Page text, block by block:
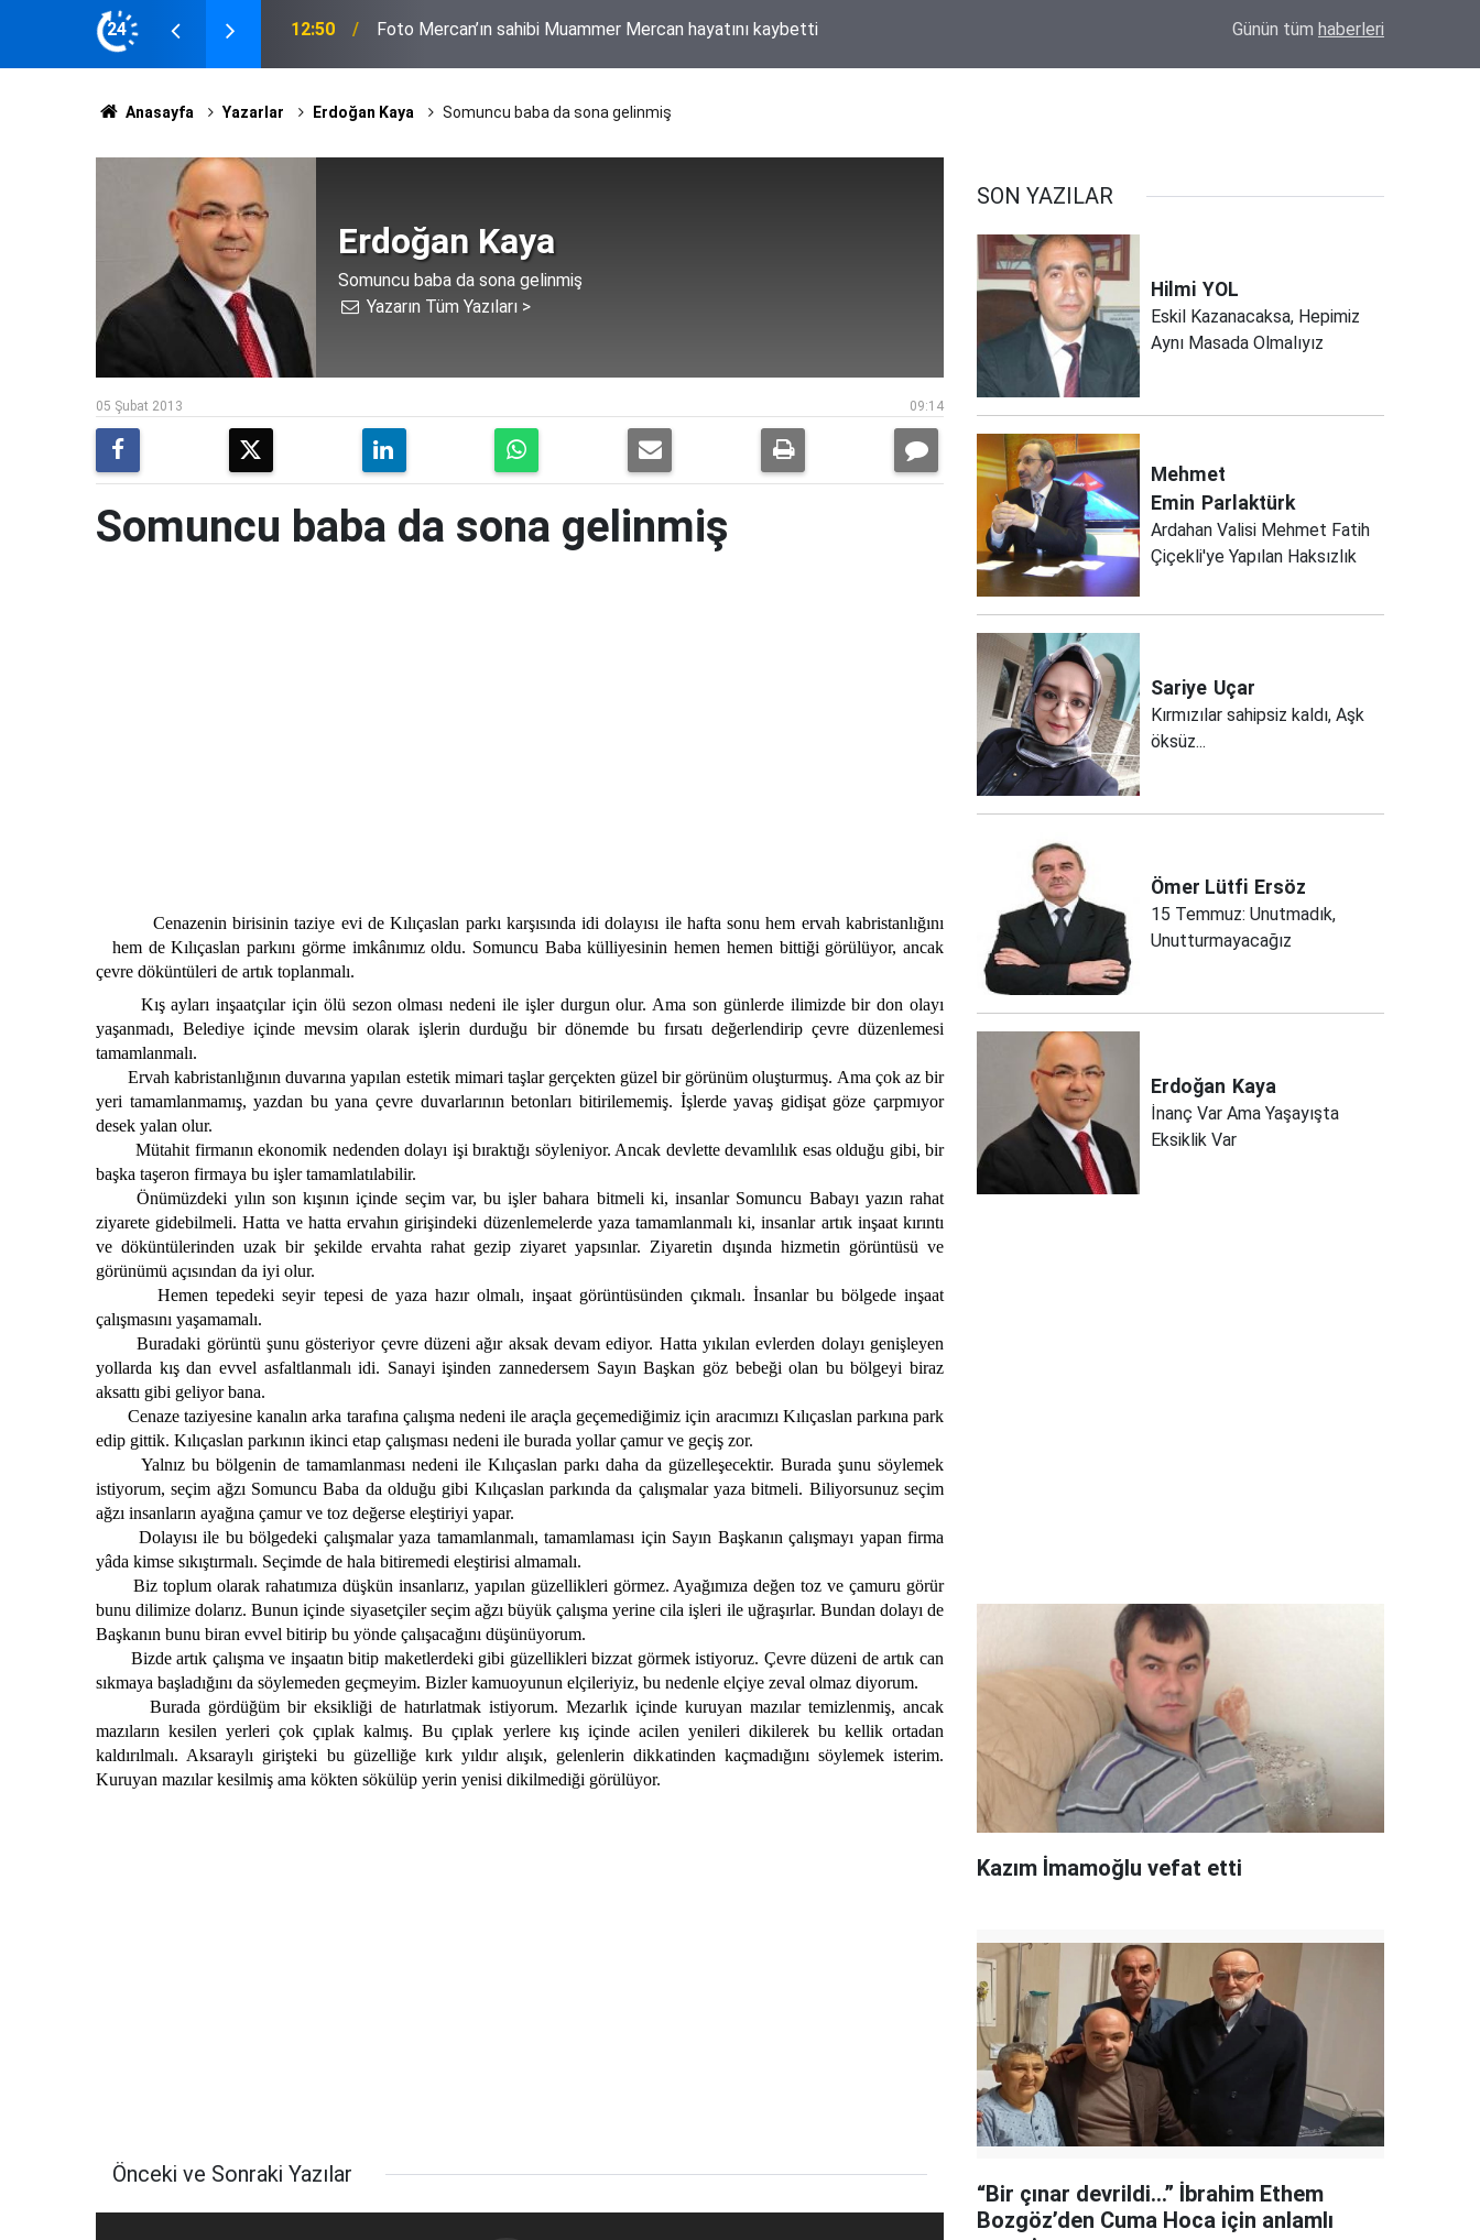
24 10:47 Mehir Vakfı’ndan Suriye’ye 80 milyon TL’lik düğün desteği Uzmanlardan Kumar Bağımlılığı Uyarısı:
Günün tüm haberleri
Anasayfa Yazarlar Erdoğan Kaya Somuncu baba da sona gelinmiş
Erdoğan Kaya
Somuncu baba da sona gelinmiş
Yazarın Tüm Yazıları >
09:14
05 Şubat 2013
Somuncu baba da sona gelinmiş
Cenazenin birisinin taziye evi de Kılıçaslan parkı karşısında idi dolayısı ile hafta sonu hem ervah kabristanlığını
hem de Kılıçaslan parkını görme imkânımız oldu. Somuncu Baba külliyesinin hemen hemen bittiği görülüyor, ancak
çevre döküntüleri de artık toplanmalı.
Kış ayları inşaatçılar için ölü sezon olması nedeni ile işler durgun olur. Ama son günlerde ilimizde bir don olayı
yaşanmadı, Belediye içinde mevsim olarak işlerin durduğu bir dönemde bu fırsatı değerlendirip çevre düzenlemesi
tamamlanmalı.
Ervah kabristanlığının duvarına yapılan estetik mimari taşlar gerçekten güzel bir görünüm oluşturmuş. Ama çok az bir
yeri tamamlanmamış, yazdan bu yana çevre duvarlarının betonları bitirilememiş. İşlerde yavaş gidişat göze çarpmıyor
desek yalan olur.
Mütahit firmanın ekonomik nedenden dolayı işi bıraktığı söyleniyor. Ancak devlette devamlılık esas olduğu gibi, bir
başka taşeron firmaya bu işler tamamlatılabilir.
Önümüzdeki yılın son kışının içinde seçim var, bu işler bahara bitmeli ki, insanlar Somuncu Babayı yazın rahat
ziyarete gidebilmeli. Hatta ve hatta ervahın girişindeki düzenlemelerde yaza tamamlanmalı ki, insanlar artık inşaat kırıntı
ve döküntülerinden uzak bir şekilde ervahta rahat gezip ziyaret yapsınlar. Ziyaretin dışında hizmetin görüntüsü ve
görünümü açısından da iyi olur.
Hemen tepedeki seyir tepesi de yaza hazır olmalı, inşaat görüntüsünden çıkmalı. İnsanlar bu bölgede inşaat
çalışmasını yaşamamalı.
Buradaki görüntü şunu gösteriyor çevre düzeni ağır aksak devam ediyor. Hatta yıkılan evlerden dolayı genişleyen
yollarda kış dan evvel asfaltlanmalı idi. Sanayi işinden zannedersem Sayın Başkan göz bebeği olan bu bölgeyi biraz
aksattı gibi geliyor bana.
Cenaze taziyesine kanalın arka tarafına çalışma nedeni ile araçla geçemediğimiz için aracımızı Kılıçaslan parkına park
edip gittik. Kılıçaslan parkının ikinci etap çalışması nedeni ile burada yollar çamur ve geçiş zor.
Yalnız bu bölgenin de tamamlanması nedeni ile Kılıçaslan parkı daha da güzelleşecektir. Burada şunu söylemek
istiyorum, seçim ağzı Somuncu Baba da olduğu gibi Kılıçaslan parkında da çalışmalar yaza bitmeli. Biliyorsunuz seçim
ağzı insanların ayağına çamur ve toz değerse eleştiriyi yapar.
Dolayısı ile bu bölgedeki çalışmalar yaza tamamlanmalı, tamamlaması için Sayın Başkanın çalışmayı yapan firma
yâda kimse sıkıştırmalı. Seçimde de hala bitiremedi eleştirisi almamalı.
Biz toplum olarak rahatımıza düşkün insanlarız, yapılan güzellikleri görmez. Ayağımıza değen toz ve çamuru görür
bunu dilimize dolarız. Bunun içinde siyasetçiler seçim ağzı büyük çalışma yerine cila işleri ile uğraşırlar. Bundan dolayı de
Başkanın bunu biran evvel bitirip bu yönde çalışacağını düşünüyorum.
Bizde artık çalışma ve inşaatın bitip maketlerdeki gibi güzellikleri bizzat görmek istiyoruz. Çevre düzeni de artık can
sıkmaya başladığını da söylemeden geçmeyim. Bizler kamuoyunun elçileriyiz, bu nedenle elçiye zeval olmaz diyorum.
Burada gördüğüm bir eksikliği de hatırlatmak istiyorum. Mezarlık içinde kuruyan mazılar temizlenmiş, ancak
mazıların kesilen yerleri çok çıplak kalmış. Bu çıplak yerlere kış içinde acilen yenileri dikilerek bu kellik ortadan
kaldırılmalı. Aksaraylı girişteki bu güzelliğe kırk yıldır alışık, gelenlerin dikkatinden kaçmadığını söylemek isterim.
Kuruyan mazılar kesilmiş ama kökten sökülüp yerin yenisi dikilmediği görülüyor.
Önceki ve Sonraki Yazılar
SON YAZILAR
Hilmi YOL
Eskil Kazanacaksa, Hepimiz
Aynı Masada Olmalıyız
Mehmet
Emin Parlaktürk
Ardahan Valisi Mehmet Fatih
Çiçekli'ye Yapılan Haksızlık
Sariye Uçar
Kırmızılar sahipsiz kaldı, Aşk
öksüz...
Ömer Lütfi Ersöz
15 Temmuz: Unutmadık,
Unutturmayacağız
Erdoğan Kaya
İnanç Var Ama Yaşayışta
Eksiklik Var
Kazım İmamoğlu vefat etti
“Bir çınar devrildi…” İbrahim Ethem
Bozgöz’den Cuma Hoca için anlamlı